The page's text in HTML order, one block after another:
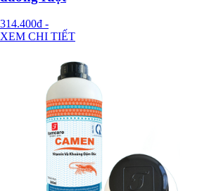
314.400đ -
XEM CHI TIẾT